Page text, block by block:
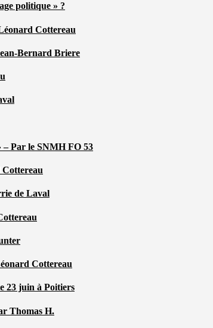
politique » ?
Cottereau
Bernard Briere
– Par le SNMH FO 53
Cottereau
de Laval
Cottereau
23 juin à Poitiers
Thomas H.